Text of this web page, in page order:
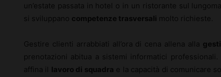
un’estate passata in hotel o in un ristorante sul
si sviluppano competenze trasversali molto richieste.
Gestire clienti arrabbiati all’ora di cena allena alla
prenotazioni abitua a sistemi informatici
affina il lavoro di squadra e la capacità di comunicare